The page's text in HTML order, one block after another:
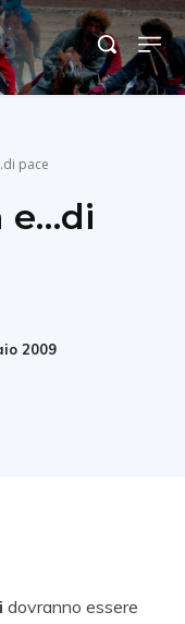
pace
e…di
2009
dovranno essere